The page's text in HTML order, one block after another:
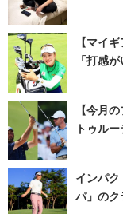
【マイ
「打感
【今月
トゥル
インパ
パ」のク